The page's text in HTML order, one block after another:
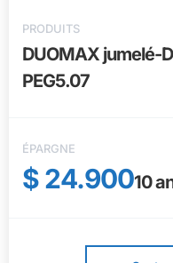
PRODUITS
DUOMAX jumelé-
PEG5.07
ÉPARGNE
$ 24.90010